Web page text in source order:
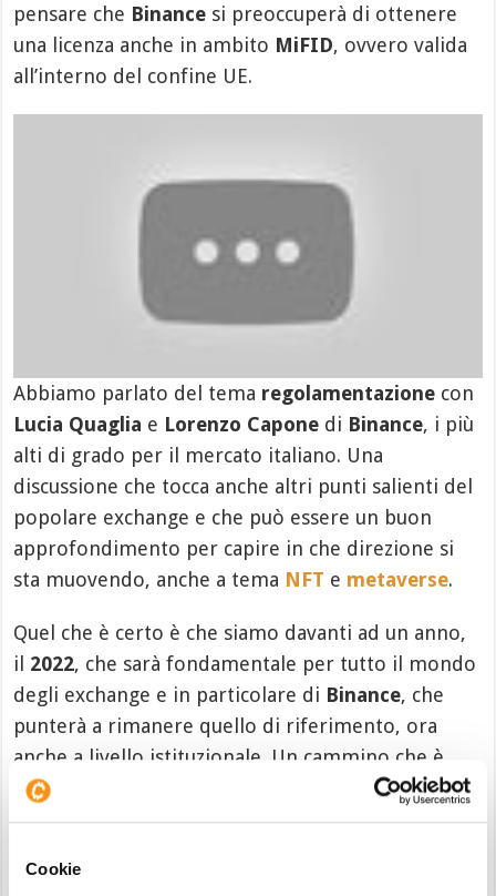
Cookie
pensare che Binance si preoccuperà di ottenere
una licenza anche in ambito MiFID, ovvero valida
all’interno del confine UE.
Abbiamo parlato del tema regolamentazione con
Lucia Quaglia e Lorenzo Capone di Binance, i più
alti di grado per il mercato italiano. Una
discussione che tocca anche altri punti salienti del
popolare exchange e che può essere un buon
approfondimento per capire in che direzione si
sta muovendo, anche a tema NFT e metaverse.
Quel che è certo è che siamo davanti ad un anno,
il 2022, che sarà fondamentale per tutto il mondo
degli exchange e in particolare di Binance, che
punterà a rimanere quello di riferimento, ora
anche a livello istituzionale. Un cammino che è
anche responsabile delle nostre
previsioni
Binance Coinparticolarmente bullish, con un
periodo.